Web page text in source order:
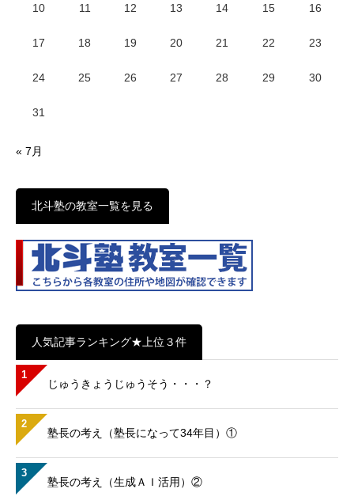
10 11 12 13 14 15 16
17 18 19 20 21 22 23
24 25 26 27 28 29 30
31
« 7月
北斗塾の教室一覧を見る
人気記事ランキング★上位３件
1
じゅうきょうじゅうそう・・・？
2
塾長の考え（塾長になって34年目）①
3
塾長の考え（生成ＡＩ活用）②